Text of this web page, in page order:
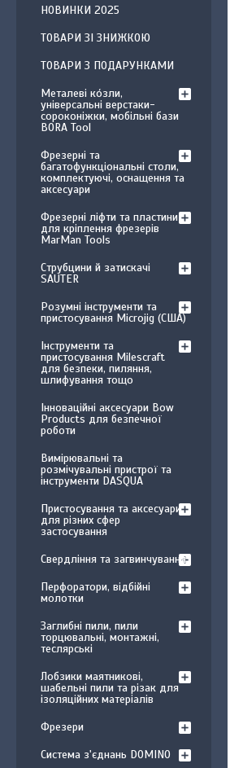
НОВИНКИ 2025
ТОВАРИ ЗІ ЗНИЖКОЮ
ТОВАРИ З ПОДАРУНКАМИ
Металеві ко́зли,
універсальні верстаки-
сороконіжки, мобільні бази
BORA Tool
Фрезерні та
багатофункціональні столи,
комплектуючі, оснащення та
аксесуари
Фрезерні ліфти та пластини
для кріплення фрезерів
MarMan Tools
Струбцини й затискачі
SAUTER
Розумні інструменти та
пристосування Microjig (США)
Інструменти та
пристосування Milescraft
для безпеки, пиляння,
шлифування тощо
Інноваційні аксесуари Bow
Products для безпечної
роботи
Вимірювальні та
розмічувальні пристрої та
інструменти DASQUA
Пристосування та аксесуари
для різних сфер
застосування
Свердління та загвинчування
Перфоратори, відбійні
молотки
Заглибні пили, пили
торцювальні, монтажні,
теслярські
Лобзики маятникові,
шабельні пили та різак для
ізоляційних матеріалів
Фрезери
Система з'єднань DOMINO